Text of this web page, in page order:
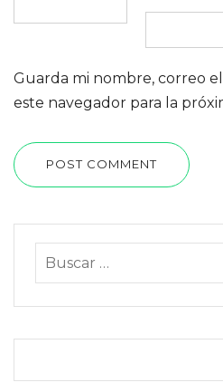
Guarda mi nombre, correo
este navegador para la
POST COMMENT